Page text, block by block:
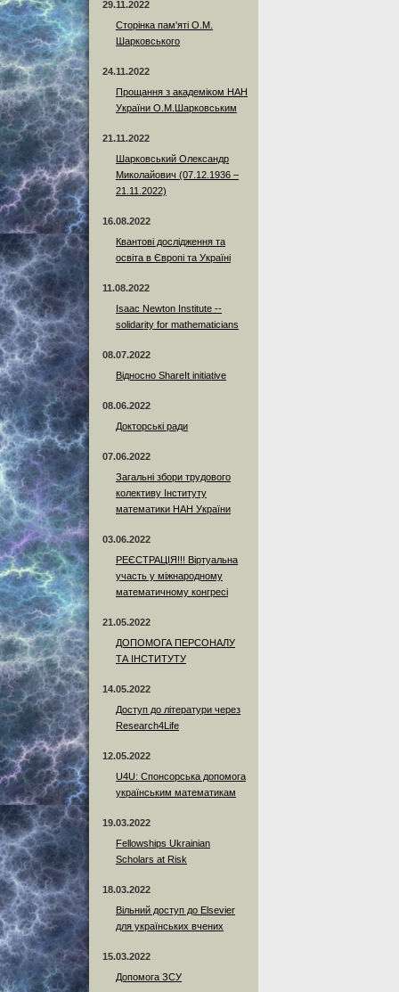
29.11.2022
Сторінка пам'яті О.М.
Шарковського
24.11.2022
Прощання з академіком НАН
України О.М.Шарковським
21.11.2022
Шарковський Олександр
Миколайович (07.12.1936 –
21.11.2022)
16.08.2022
Квантові дослідження та
освіта в Європі та Україні
11.08.2022
Isaac Newton Institute --
solidarity for mathematicians
08.07.2022
Відносно ShareIt initiative
08.06.2022
Докторські ради
07.06.2022
Загальні збори трудового
колективу Інституту
математики НАН України
03.06.2022
РЕЄСТРАЦІЯ!!! Віртуальна
участь у міжнародному
математичному конгресі
21.05.2022
ДОПОМОГА ПЕРСОНАЛУ
ТА ІНСТИТУТУ
14.05.2022
Доступ до літератури через
Research4Life
12.05.2022
U4U: Спонсорська допомога
українським математикам
19.03.2022
Fellowships Ukrainian
Scholars at Risk
18.03.2022
Вільний доступ до Elsevier
для українських вчених
15.03.2022
Допомога ЗСУ